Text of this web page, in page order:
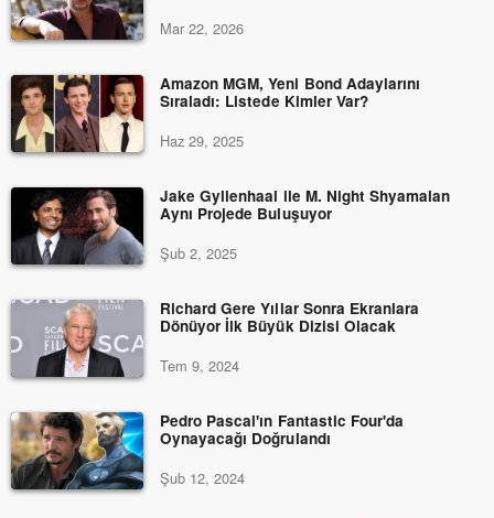
Mar 22, 2026
Amazon MGM, Yeni Bond Adaylarını
Sıraladı: Listede Kimler Var?
Haz 29, 2025
Jake Gyllenhaal ile M. Night Shyamalan
Aynı Projede Buluşuyor
Şub 2, 2025
Richard Gere Yıllar Sonra Ekranlara
Dönüyor İlk Büyük Dizisi Olacak
Tem 9, 2024
Pedro Pascal'ın Fantastic Four'da
Oynayacağı Doğrulandı
Şub 12, 2024